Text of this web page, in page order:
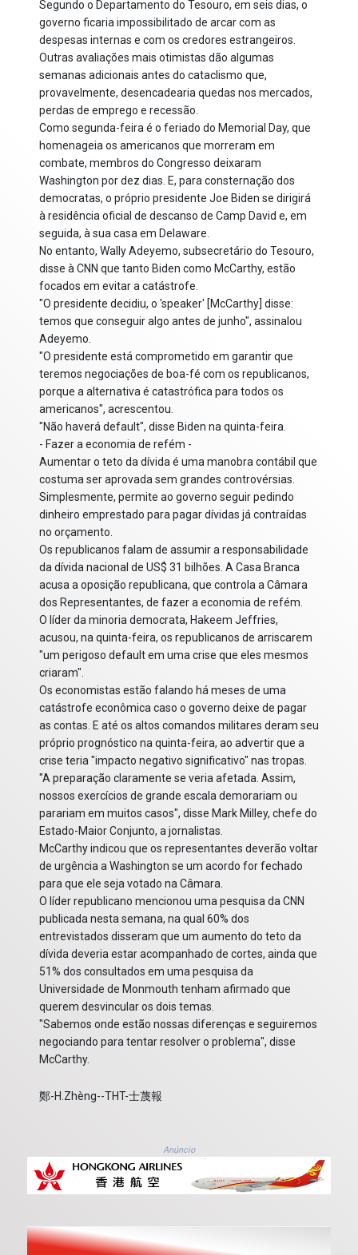
Segundo o Departamento do Tesouro, em seis dias, o
governo ficaria impossibilitado de arcar com as
despesas internas e com os credores estrangeiros.
Outras avaliações mais otimistas dão algumas
semanas adicionais antes do cataclismo que,
provavelmente, desencadearia quedas nos mercados,
perdas de emprego e recessão.
Como segunda-feira é o feriado do Memorial Day, que
homenageia os americanos que morreram em
combate, membros do Congresso deixaram
Washington por dez dias. E, para consternação dos
democratas, o próprio presidente Joe Biden se dirigirá
à residência oficial de descanso de Camp David e, em
seguida, à sua casa em Delaware.
No entanto, Wally Adeyemo, subsecretário do Tesouro,
disse à CNN que tanto Biden como McCarthy, estão
focados em evitar a catástrofe.
"O presidente decidiu, o 'speaker' [McCarthy] disse:
temos que conseguir algo antes de junho", assinalou
Adeyemo.
"O presidente está comprometido em garantir que
teremos negociações de boa-fé com os republicanos,
porque a alternativa é catastrófica para todos os
americanos", acrescentou.
"Não haverá default", disse Biden na quinta-feira.
- Fazer a economia de refém -
Aumentar o teto da dívida é uma manobra contábil que
costuma ser aprovada sem grandes controvérsias.
Simplesmente, permite ao governo seguir pedindo
dinheiro emprestado para pagar dívidas já contraídas
no orçamento.
Os republicanos falam de assumir a responsabilidade
da dívida nacional de US$ 31 bilhões. A Casa Branca
acusa a oposição republicana, que controla a Câmara
dos Representantes, de fazer a economia de refém.
O líder da minoria democrata, Hakeem Jeffries,
acusou, na quinta-feira, os republicanos de arriscarem
"um perigoso default em uma crise que eles mesmos
criaram".
Os economistas estão falando há meses de uma
catástrofe econômica caso o governo deixe de pagar
as contas. E até os altos comandos militares deram seu
próprio prognóstico na quinta-feira, ao advertir que a
crise teria "impacto negativo significativo" nas tropas.
"A preparação claramente se veria afetada. Assim,
nossos exercícios de grande escala demorariam ou
parariam em muitos casos", disse Mark Milley, chefe do
Estado-Maior Conjunto, a jornalistas.
McCarthy indicou que os representantes deverão voltar
de urgência a Washington se um acordo for fechado
para que ele seja votado na Câmara.
O líder republicano mencionou uma pesquisa da CNN
publicada nesta semana, na qual 60% dos
entrevistados disseram que um aumento do teto da
dívida deveria estar acompanhado de cortes, ainda que
51% dos consultados em uma pesquisa da
Universidade de Monmouth tenham afirmado que
querem desvincular os dois temas.
"Sabemos onde estão nossas diferenças e seguiremos
negociando para tentar resolver o problema", disse
McCarthy.
鄭-H.Zhèng--THT-士蔑報
Anúncio